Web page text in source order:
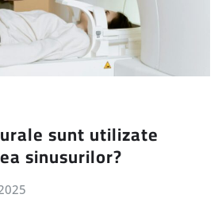
sunt utilizate
sinusurilor?